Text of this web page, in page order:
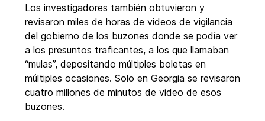
Los investigadores también obtuvieron y
revisaron miles de horas de videos de vigilancia
del gobierno de los buzones donde se podía ver
a los presuntos traficantes, a los que llamaban
“mulas”, depositando múltiples boletas en
múltiples ocasiones. Solo en Georgia se revisaron
cuatro millones de minutos de video de esos
buzones.